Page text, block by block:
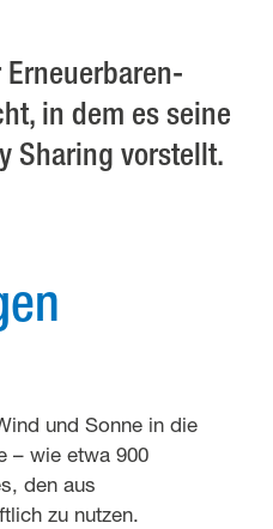
in dem es seine
Sharing vorstellt.
und Sonne in die
– wie etwa 900
den aus
zu nutzen.